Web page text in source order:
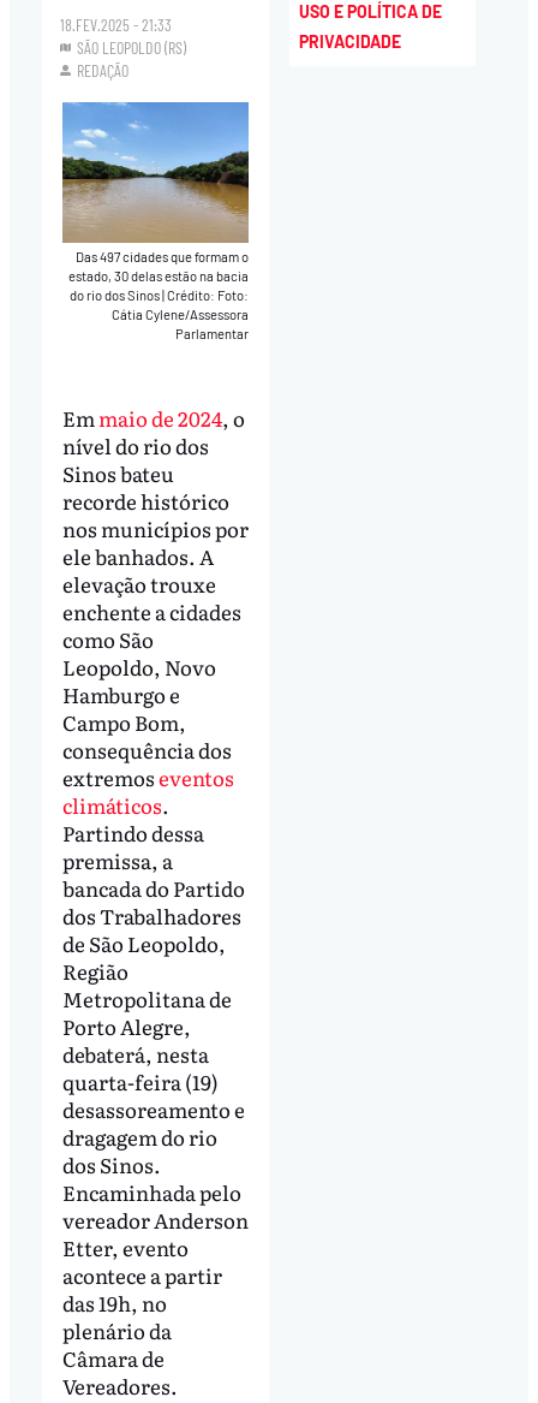
18.FEV.2025 - 21:33
SÃO LEOPOLDO (RS)
REDAÇÃO
Das 497 cidades que formam o
estado, 30 delas estão na bacia
do rio dos Sinos|Crédito: Foto:
Cátia Cylene/Assessora
Parlamentar
Emmaio de 2024, o
nível do rio dos
Sinos bateu
recorde histórico
nos municípios por
ele banhados. A
elevação trouxe
enchente a cidades
como São
Leopoldo, Novo
Hamburgo e
Campo Bom,
consequência dos
extremoseventos
climáticos.
Partindo dessa
premissa, a
bancada do Partido
dos Trabalhadores
de São Leopoldo,
Região
Metropolitana de
Porto Alegre,
debaterá, nesta
quarta-feira (19)
desassoreamento e
dragagem do rio
dos Sinos.
Encaminhada pelo
vereador Anderson
Etter, evento
acontece a partir
das 19h, no
plenário da
Câmara de
Vereadores.
USO E POLÍTICA DE
PRIVACIDADE